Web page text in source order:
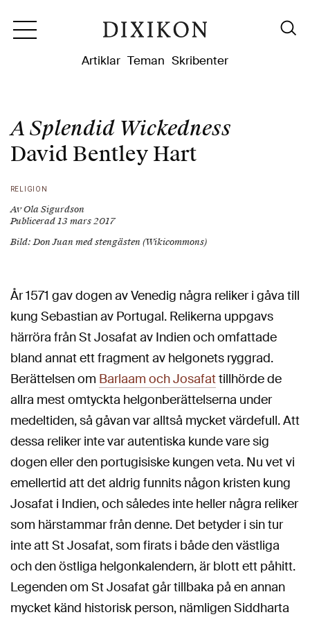
Artiklar Teman Skribenter
A Splendid Wickedness
David Bentley Hart
RELIGION
Av Ola Sigurdson
Publicerad 13 mars 2017
Bild: Don Juan med stengästen (Wikicommons)
År 1571 gav dogen av Venedig några reliker i gåva till
kung Sebastian av Portugal. Relikerna uppgavs
härröra från St Josafat av Indien och omfattade
bland annat ett fragment av helgonets ryggrad.
Berättelsen om Barlaam och Josafattillhörde de
allra mest omtyckta helgonberättelserna under
medeltiden, så gåvan var alltså mycket värdefull. Att
dessa reliker inte var autentiska kunde vare sig
dogen eller den portugisiske kungen veta. Nu vet vi
emellertid att det aldrig funnits någon kristen kung
Josafat i Indien, och således inte heller några reliker
som härstammar från denne. Det betyder i sin tur
inte att St Josafat, som firats i både den västliga
och den östliga helgonkalendern, är blott ett påhitt.
Legenden om St Josafat går tillbaka på en annan
mycket känd historisk person, nämligen Siddharta